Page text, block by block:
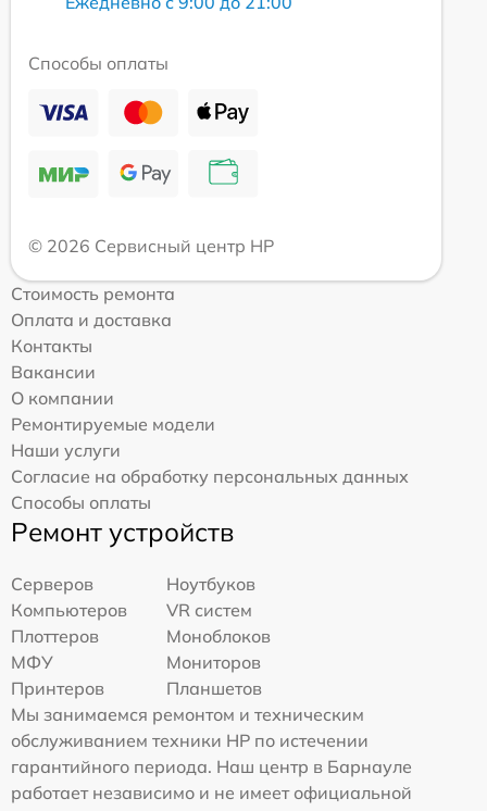
Способы оплаты
© 2026 Сервисный центр HP
Стоимость ремонта
Оплата и доставка
Контакты
Вакансии
О компании
Ремонтируемые модели
Наши услуги
Согласие на обработку персональных данных
Способы оплаты
Ремонт устройств
Серверов
Ноутбуков
Компьютеров
VR систем
Плоттеров
Моноблоков
МФУ
Мониторов
Принтеров
Планшетов
Мы занимаемся ремонтом и техническим
обслуживанием техники HP по истечении
гарантийного периода. Наш центр в Барнауле
работает независимо и не имеет официальной